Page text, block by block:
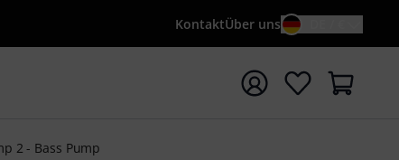
KontaktÜber uns
mit Suchwort {searchTerm} starten
2 - Bass Pump